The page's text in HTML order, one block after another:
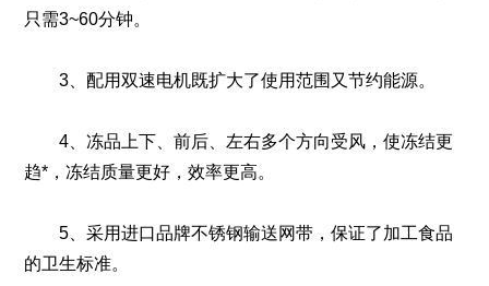
只需3~60分钟。
3、配用双速电机既扩大了使用范围又节约能源。
4、冻品上下、前后、左右多个方向受风，使冻结更
趋*，冻结质量更好，效率更高。
5、采用进口品牌不锈钢输送网带，保证了加工食品
的卫生标准。